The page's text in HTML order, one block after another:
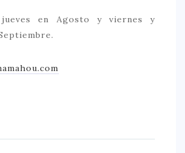
en Agosto y viernes y